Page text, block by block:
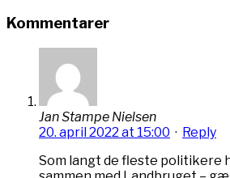
Kommentarer
Jan Stampe Nielsen
20. april 2022 at 15:00 · Reply
Som langt de fleste politikere